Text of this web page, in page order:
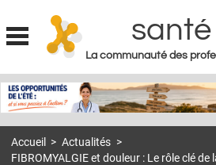
Jump to
La communauté des
MON COMPTE
S'ABONNER À LA REVUE SOIN À DOMICILE
Accueil > Actualités >
FIBROMYALGIE et douleur : Le rôle clé de